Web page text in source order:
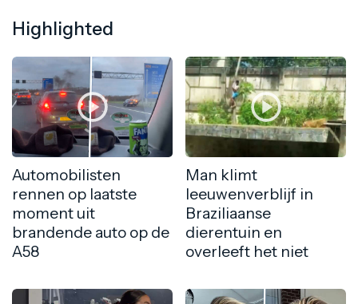
Highlighted
Automobilisten
rennen op laatste
moment uit
brandende auto op de
A58
Man klimt
leeuwenverblijf in
Braziliaanse
dierentuin en
overleeft het niet